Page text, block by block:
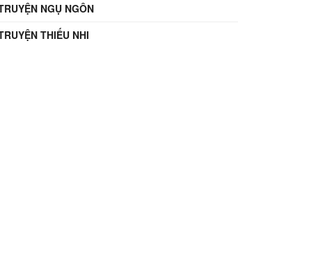
NGỤ NGÔN
THIẾU NHI